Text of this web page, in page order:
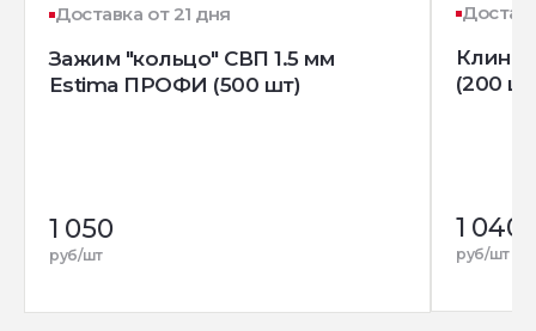
Доставка от 21 дня
Зажим "кольцо" СВП 1.5 мм
Estima ПРОФИ (500 шт)
1 050
руб/шт
Клин
(200
1 040
руб/шт